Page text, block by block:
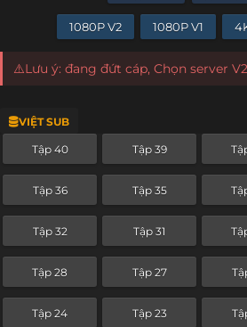
1080P V2 1080P V1
⚠️Lưu ý: đang đứt cáp, Chọn server
VIỆT SUB
Tập 40 Tập 39
Tập 36 Tập 35
Tập 32 Tập 31
Tập 28 Tập 27
Tập 24 Tập 23